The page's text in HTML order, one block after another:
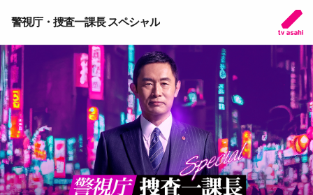
警視庁・捜査一課長 スペシャル